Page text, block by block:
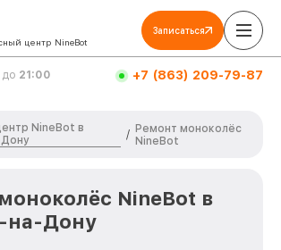
центр NineBot
Записаться
до 21:00 +7 (863) 209-79-87
NineBot в
/ Ремонт моноколёс
NineBot
NineBot в
на-Дону